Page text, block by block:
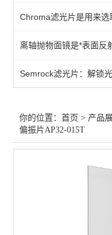
过滤片
Chroma滤光片是用来
离轴抛物面镜是*表面反
Semrock滤光片：解锁
你的位置：首页 > 产品
偏振片AP32-015T